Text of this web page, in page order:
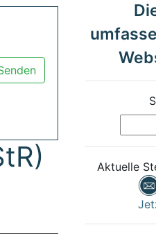
Aktuelle